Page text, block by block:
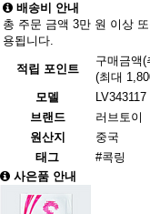
배송비 안내
총 주문 금액 3만 원 이상
용됩니다.
적립 포인트
구매금액
(최대
모델
LV343117
브랜드
러브토이
원산지
중국
태그
#콕링
사은품 안내